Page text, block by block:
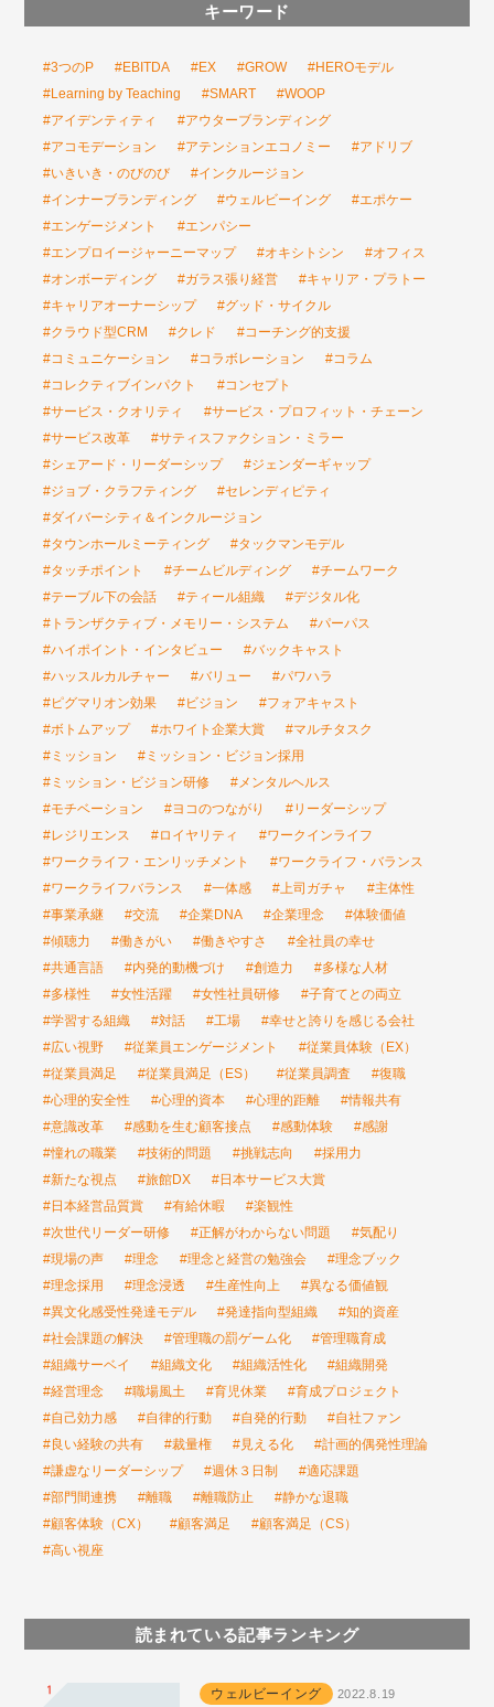
キーワード
#3つのP #EBITDA #EX #GROW
#HEROモデル
#Learning by Teaching
#SMART
#WOOP
#アイデンティティ
#アウターブランディング
#アコモデーション
#アテンションエコノミー
#アドリブ
#いきいき・のびのび
#インクルージョン
#インナーブランディング
#ウェルビーイング
#エポケー
#エンゲージメント
#エンパシー
#エンプロイージャーニーマップ
#オキシトシン
#オフィス
#オンボーディング
#ガラス張り経営
#キャリア・プラトー
#キャリアオーナーシップ
#グッド・サイクル
#クラウド型CRM
#クレド
#コーチング的支援
#コミュニケーション
#コラボレーション
#コラム
#コレクティブインパクト
#コンセプト
#サービス・クオリティ
#サービス・プロフィット・チェーン
#サービス改革
#サティスファクション・ミラー
#シェアード・リーダーシップ
#ジェンダーギャップ
#ジョブ・クラフティング
#セレンディピティ
#ダイバーシティ＆インクルージョン
#タウンホールミーティング
#タックマンモデル
#タッチポイント
#チームビルディング
#チームワーク
#テーブル下の会話
#ティール組織
#デジタル化
#トランザクティブ・メモリー・システム
#パーパス
#ハイポイント・インタビュー
#バックキャスト
#ハッスルカルチャー
#バリュー
#パワハラ
#ピグマリオン効果
#ビジョン
#フォアキャスト
#ボトムアップ
#ホワイト企業大賞
#マルチタスク
#ミッション
#ミッション・ビジョン採用
#ミッション・ビジョン研修
#メンタルヘルス
#モチベーション
#ヨコのつながり
#リーダーシップ
#レジリエンス
#ロイヤリティ
#ワークインライフ
#ワークライフ・エンリッチメント
#ワークライフ・バランス
#ワークライフバランス
#一体感 #上司ガチャ
#主体性
#事業承継
#交流 #企業DNA #企業理念
#体験価値
#傾聴力
#働きがい #働きやすさ
#全社員の幸せ
#共通言語
#内発的動機づけ #創造力
#多様な人材
#多様性
#女性活躍 #女性社員研修
#子育てとの両立
#学習する組織
#対話 #工場
#幸せと誇りを感じる会社
#広い視野
#従業員エンゲージメント
#従業員体験（EX）
#従業員満足
#従業員満足（ES） #従業員調査
#復職
#心理的安全性
#心理的資本 #心理的距離
#情報共有
#意識改革
#感動を生む顧客接点 #感動体験
#感謝
#憧れの職業
#技術的問題 #挑戦志向
#採用力
#新たな視点
#旅館DX
#日本サービス大賞
#日本経営品質賞
#有給休暇
#楽観性
#次世代リーダー研修
#正解がわからない問題
#気配り
#現場の声
#理念 #理念と経営の勉強会
#理念ブック
#理念採用
#理念浸透 #生産性向上
#異なる価値観
#異文化感受性発達モデル
#発達指向型組織
#知的資産
#社会課題の解決
#管理職の罰ゲーム化
#管理職育成
#組織サーベイ
#組織文化 #組織活性化
#組織開発
#経営理念
#職場風土 #育児休業
#育成プロジェクト
#自己効力感
#自律的行動 #自発的行動
#自社ファン
#良い経験の共有
#裁量権 #見える化
#計画的偶発性理論
#謙虚なリーダーシップ
#週休３日制
#適応課題
#部門間連携
#離職 #離職防止
#静かな退職
#顧客体験（CX）
#顧客満足
#顧客満足（CS）
#高い視座
読まれている記事ランキング
ウェルビーイング 2022.8.19